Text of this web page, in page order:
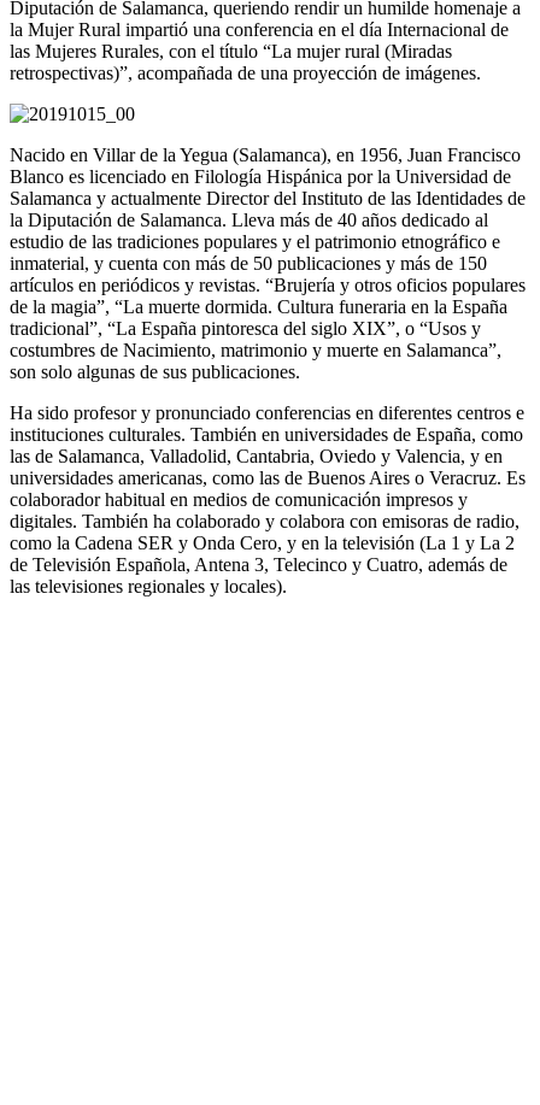
Diputación de Salamanca, queriendo rendir un humilde homenaje a
la Mujer Rural impartió una conferencia en el día Internacional de
las Mujeres Rurales, con el título “La mujer rural (Miradas
retrospectivas)”, acompañada de una proyección de imágenes.
Nacido en Villar de la Yegua (Salamanca), en 1956, Juan Francisco
Blanco es licenciado en Filología Hispánica por la Universidad de
Salamanca y actualmente Director del Instituto de las Identidades de
la Diputación de Salamanca. Lleva más de 40 años dedicado al
estudio de las tradiciones populares y el patrimonio etnográfico e
inmaterial, y cuenta con más de 50 publicaciones y más de 150
artículos en periódicos y revistas. “Brujería y otros oficios populares
de la magia”, “La muerte dormida. Cultura funeraria en la España
tradicional”, “La España pintoresca del siglo XIX”, o “Usos y
costumbres de Nacimiento, matrimonio y muerte en Salamanca”,
son solo algunas de sus publicaciones.
Ha sido profesor y pronunciado conferencias en diferentes centros e
instituciones culturales. También en universidades de España, como
las de Salamanca, Valladolid, Cantabria, Oviedo y Valencia, y en
universidades americanas, como las de Buenos Aires o Veracruz. Es
colaborador habitual en medios de comunicación impresos y
digitales. También ha colaborado y colabora con emisoras de radio,
como la Cadena SER y Onda Cero, y en la televisión (La 1 y La 2
de Televisión Española, Antena 3, Telecinco y Cuatro, además de
las televisiones regionales y locales).